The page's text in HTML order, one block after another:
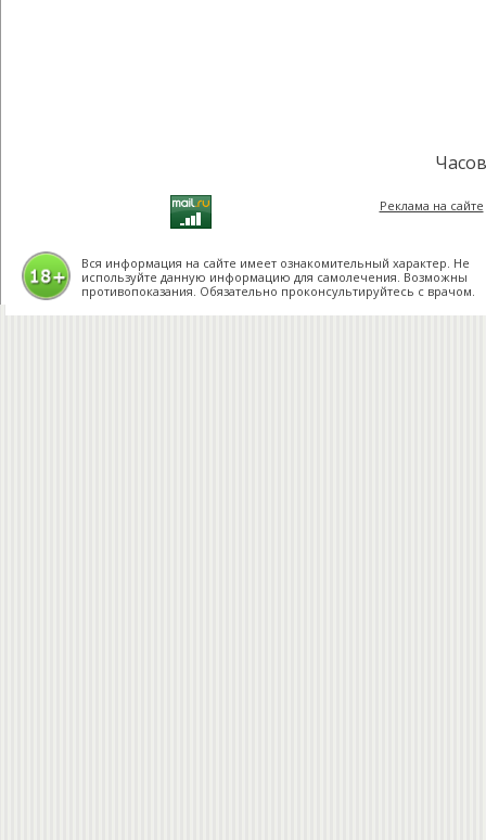
Реклама на сайте
Вся информация на сайте имеет ознакомительный характер. Не
используйте данную информацию для самолечения. Возможны
противопоказания. Обязательно проконсультируйтесь с врачом.